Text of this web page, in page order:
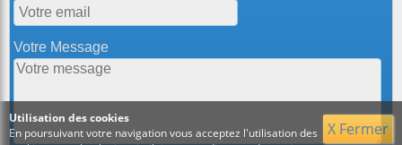
Votre Message
X Fermer
Utilisation des cookies
En poursuivant votre navigation vous acceptez l'utilisation des